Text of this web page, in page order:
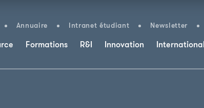
Annuaire Intranet étudiant Newsletter
Formations R&I Innovation International